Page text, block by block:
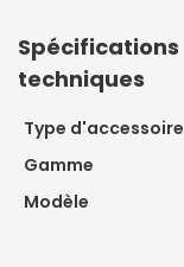
Spécifications
techniques
Type d'accessoire
Gamme
Modèle